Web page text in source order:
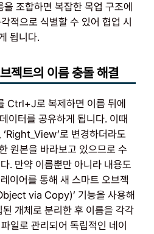
조합하면 복잡한 목업 구조에
적으로 식별할 수 있어 협업 시
됩니다.
젝트의 이름 충돌 해결
Ctrl+J로 복제하면 이름 뒤에
이터를 공유하게 됩니다. 이때
‘Right_View’로 변경하더라도
원본을 바라보고 있으므로 수
. 만약 이름뿐만 아니라 내용도
이어를 통해 새 스마트 오브젝
via Copy)’ 기능을 사용해
개체로 분리한 후 이름을 각각
일로 관리되어 독립적인 네이